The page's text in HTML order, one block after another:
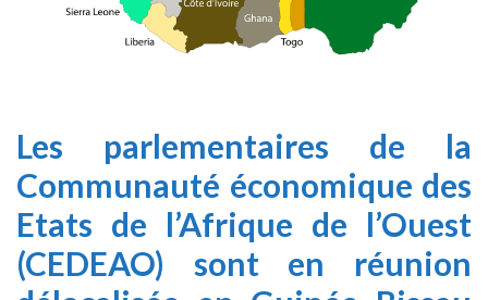
Les parlementaires de la
Communauté économique des
Etats de l’Afrique de l’Ouest
(CEDEAO) sont en réunion